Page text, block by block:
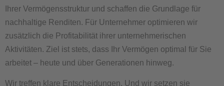
Ihrer Vermögensstruktur und schaffen die Grundlage für
nachhaltige Renditen. Für Unternehmer optimieren wir
zusätzlich die Profitabilität ihrer unternehmerischen
Aktivitäten. Ziel ist stets, dass Ihr Vermögen optimal für Sie
arbeitet – heute und über Generationen hinweg.
Wir treffen klare Entscheidungen. Und wir setzen sie